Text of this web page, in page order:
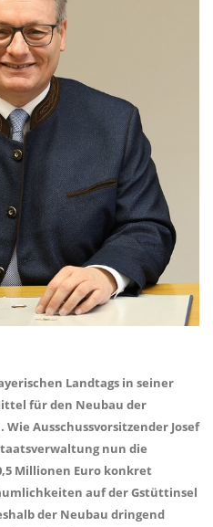
Landtags in seiner
für den Neubau der
Ausschussvorsitzender Josef
nun die
Millionen Euro konkret
auf der Gstüttinsel
der Neubau dringend